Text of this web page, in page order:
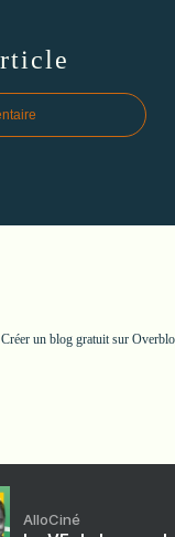
Créer un blog gratuit sur
AlloCiné